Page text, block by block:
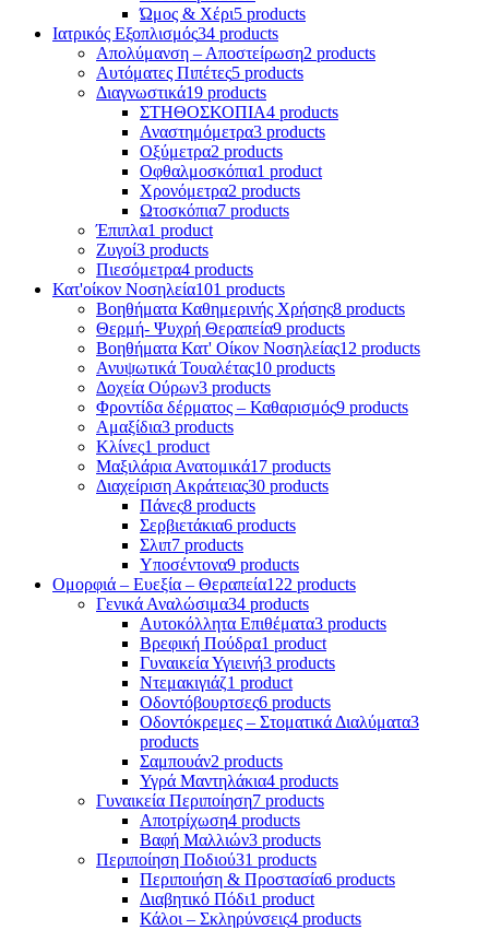
Ώμος & Χέρι5 products
Ιατρικός Εξοπλισμός34 products
Απολύμανση – Αποστείρωση2 products
Αυτόματες Πιπέτες5 products
Διαγνωστικά19 products
ΣΤΗΘΟΣΚΟΠΙΑ4 products
Αναστημόμετρα3 products
Οξύμετρα2 products
Οφθαλμοσκόπια1 product
Χρονόμετρα2 products
Ωτοσκόπια7 products
Έπιπλα1 product
Ζυγοί3 products
Πιεσόμετρα4 products
Κατ'οίκον Νοσηλεία101 products
Βοηθήματα Καθημερινής Χρήσης8 products
Θερμή- Ψυχρή Θεραπεία9 products
Βοηθήματα Κατ' Οίκον Νοσηλείας12 products
Ανυψωτικά Τουαλέτας10 products
Δοχεία Ούρων3 products
Φροντίδα δέρματος – Καθαρισμός9 products
Αμαξίδια3 products
Κλίνες1 product
Μαξιλάρια Ανατομικά17 products
Διαχείριση Ακράτειας30 products
Πάνες8 products
Σερβιετάκια6 products
Σλιπ7 products
Υποσέντονα9 products
Ομορφιά – Ευεξία – Θεραπεία122 products
Γενικά Αναλώσιμα34 products
Αυτοκόλλητα Επιθέματα3 products
Βρεφική Πούδρα1 product
Γυναικεία Υγιεινή3 products
Ντεμακιγιάζ1 product
Οδοντόβουρτσες6 products
Οδοντόκρεμες – Στοματικά Διαλύματα3
products
Σαμπουάν2 products
Υγρά Μαντηλάκια4 products
Γυναικεία Περιποίηση7 products
Αποτρίχωση4 products
Βαφή Μαλλιών3 products
Περιποίηση Ποδιού31 products
Περιποιήση & Προστασία6 products
Διαβητικό Πόδι1 product
Κάλοι – Σκληρύνσεις4 products